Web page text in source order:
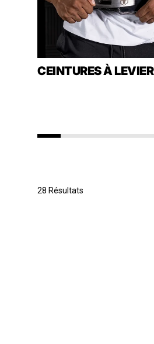
CEINTURES À LEVIER
28 Résultats